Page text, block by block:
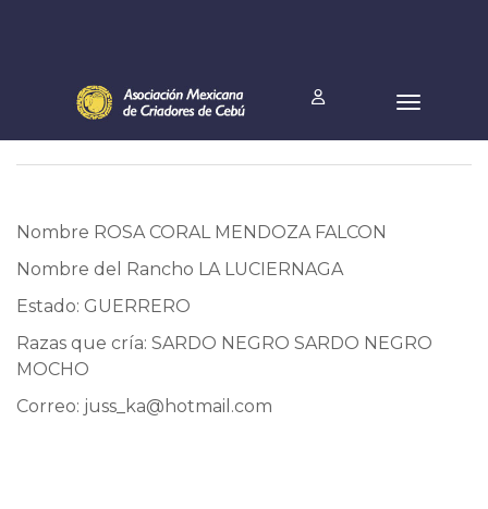
Nombre ROSA CORAL MENDOZA FALCON
Nombre del Rancho LA LUCIERNAGA
Estado: GUERRERO
Razas que cría: SARDO NEGRO SARDO NEGRO
MOCHO
Correo: juss_ka@hotmail.com